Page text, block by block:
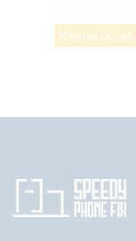
Kontakta oss